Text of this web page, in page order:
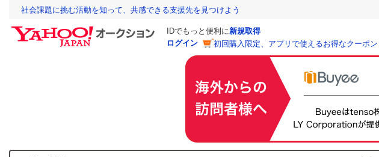
社会課題に挑む活動を知って、共感できる支援先を見つけよう
IDでもっと便利に新規取得
ログイン
初回購入限定、アプリで使えるお得なクーポン